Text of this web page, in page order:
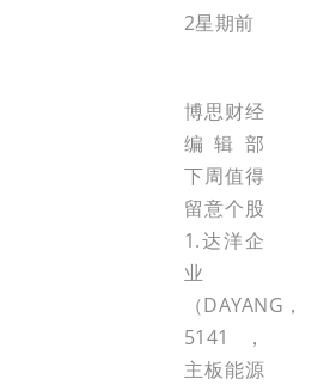
2星期前
博思财经
编辑部
下周值得
留意个股
1.达洋企
业
（DAYANG，
5141，
主板能源